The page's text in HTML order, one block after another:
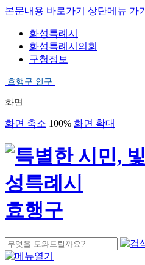
본문내용 바로가기 상단메뉴 가기
화성특례시
화성특례시의회
구청정보
효행구 인구
화면
화면 축소 100% 화면 확대
효행구